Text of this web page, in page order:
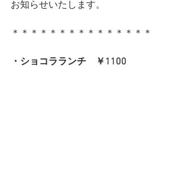
お知らせいたします。
＊＊＊＊＊＊＊＊＊＊＊＊＊＊＊
・ショコラランチ　￥1100